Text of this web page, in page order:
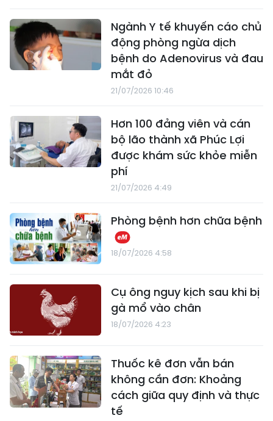
Ngành Y tế khuyến cáo chủ
động phòng ngừa dịch
bệnh do Adenovirus và đau
mắt đỏ
21/07/2026 10:46
Hơn 100 đảng viên và cán
bộ lão thành xã Phúc Lợi
được khám sức khỏe miễn
phí
21/07/2026 4:49
Phòng bệnh hơn chữa bệnh
18/07/2026 4:58
Cụ ông nguy kịch sau khi bị
gà mổ vào chân
18/07/2026 4:23
Thuốc kê đơn vẫn bán
không cần đơn: Khoảng
cách giữa quy định và thực
tế